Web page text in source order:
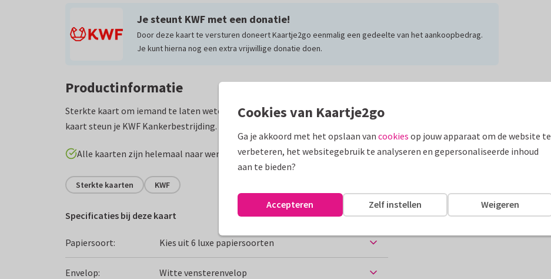
Je steunt KWF met een donatie!
Door deze kaart te versturen doneert Kaartje2go eenmalig een gedeelte van het aankoopbedrag.
Je kunt hierna nog een extra vrijwillige donatie doen.
Productinformatie
Sterkte kaart om iemand te laten weten dat je aan hem of haar denkt. Met deze
kaart steun je KWF Kankerbestrijding.
Alle kaarten zijn helemaal naar wens aan te passen
Sterkte kaarten KWF
Specificaties bij deze kaart
Papiersoort: Kies uit 6 luxe papiersoorten
Envelop: Witte vensterenvelop
Formaten
10 x 15 cm
Cookies van Kaartje2go
Ga je akkoord met het opslaan van cookies op jouw apparaat om de website te
verbeteren, het websitegebruik te analyseren en gepersonaliseerde inhoud
aan te bieden?
Weigeren
Zelf instellen
Accepteren